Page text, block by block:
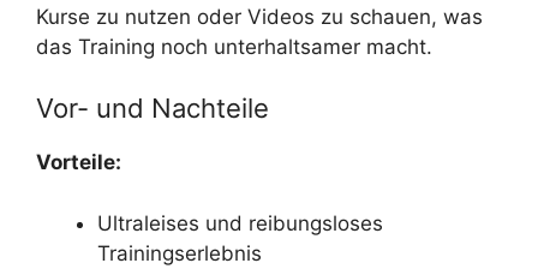
Kurse zu nutzen oder Videos zu schauen, was
das Training noch unterhaltsamer macht.
Vor- und Nachteile
Vorteile:
Ultraleises und reibungsloses
Trainingserlebnis